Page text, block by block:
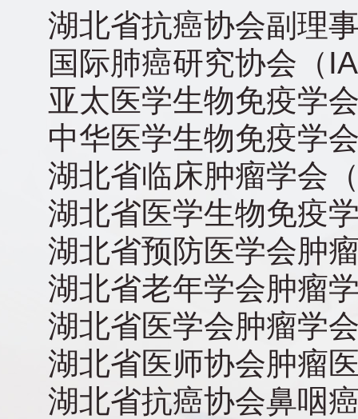
湖北省抗癌协会副理
国际肺癌研究协会（
亚太医学生物免疫学
中华医学生物免疫学
湖北省临床肿瘤学会
湖北省医学生物免疫
湖北省预防医学会肿
湖北省老年学会肿瘤
湖北省医学会肿瘤学
湖北省医师协会肿瘤
湖北省抗癌协会鼻咽